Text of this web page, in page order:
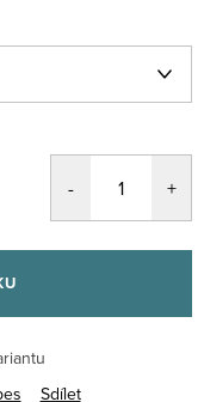
Sdílet